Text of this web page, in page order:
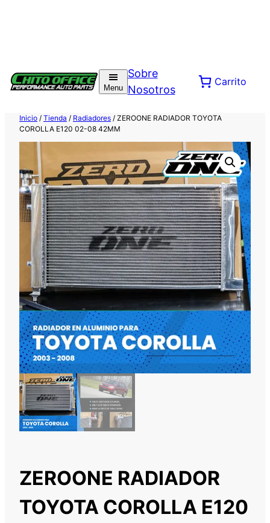
contenido
Menu
Sobre
Nosotros
Carrito
Inicio / Tienda / Radiadores / ZEROONE RADIADOR TOYOTA
COROLLA E120 02-08 42MM
ZEROONE RADIADOR
TOYOTA COROLLA E120